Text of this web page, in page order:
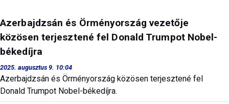
Azerbajdzsán és Örményország vezetője
közösen terjesztené fel Donald Trumpot Nobel-
békedíjra
2025. augusztus 9. 10:04
Azerbajdzsán és Örményország közösen terjesztené fel
Donald Trumpot Nobel-békedíjra.